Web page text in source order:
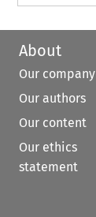
About
Our company
Our authors
Our content
Our ethics
statement